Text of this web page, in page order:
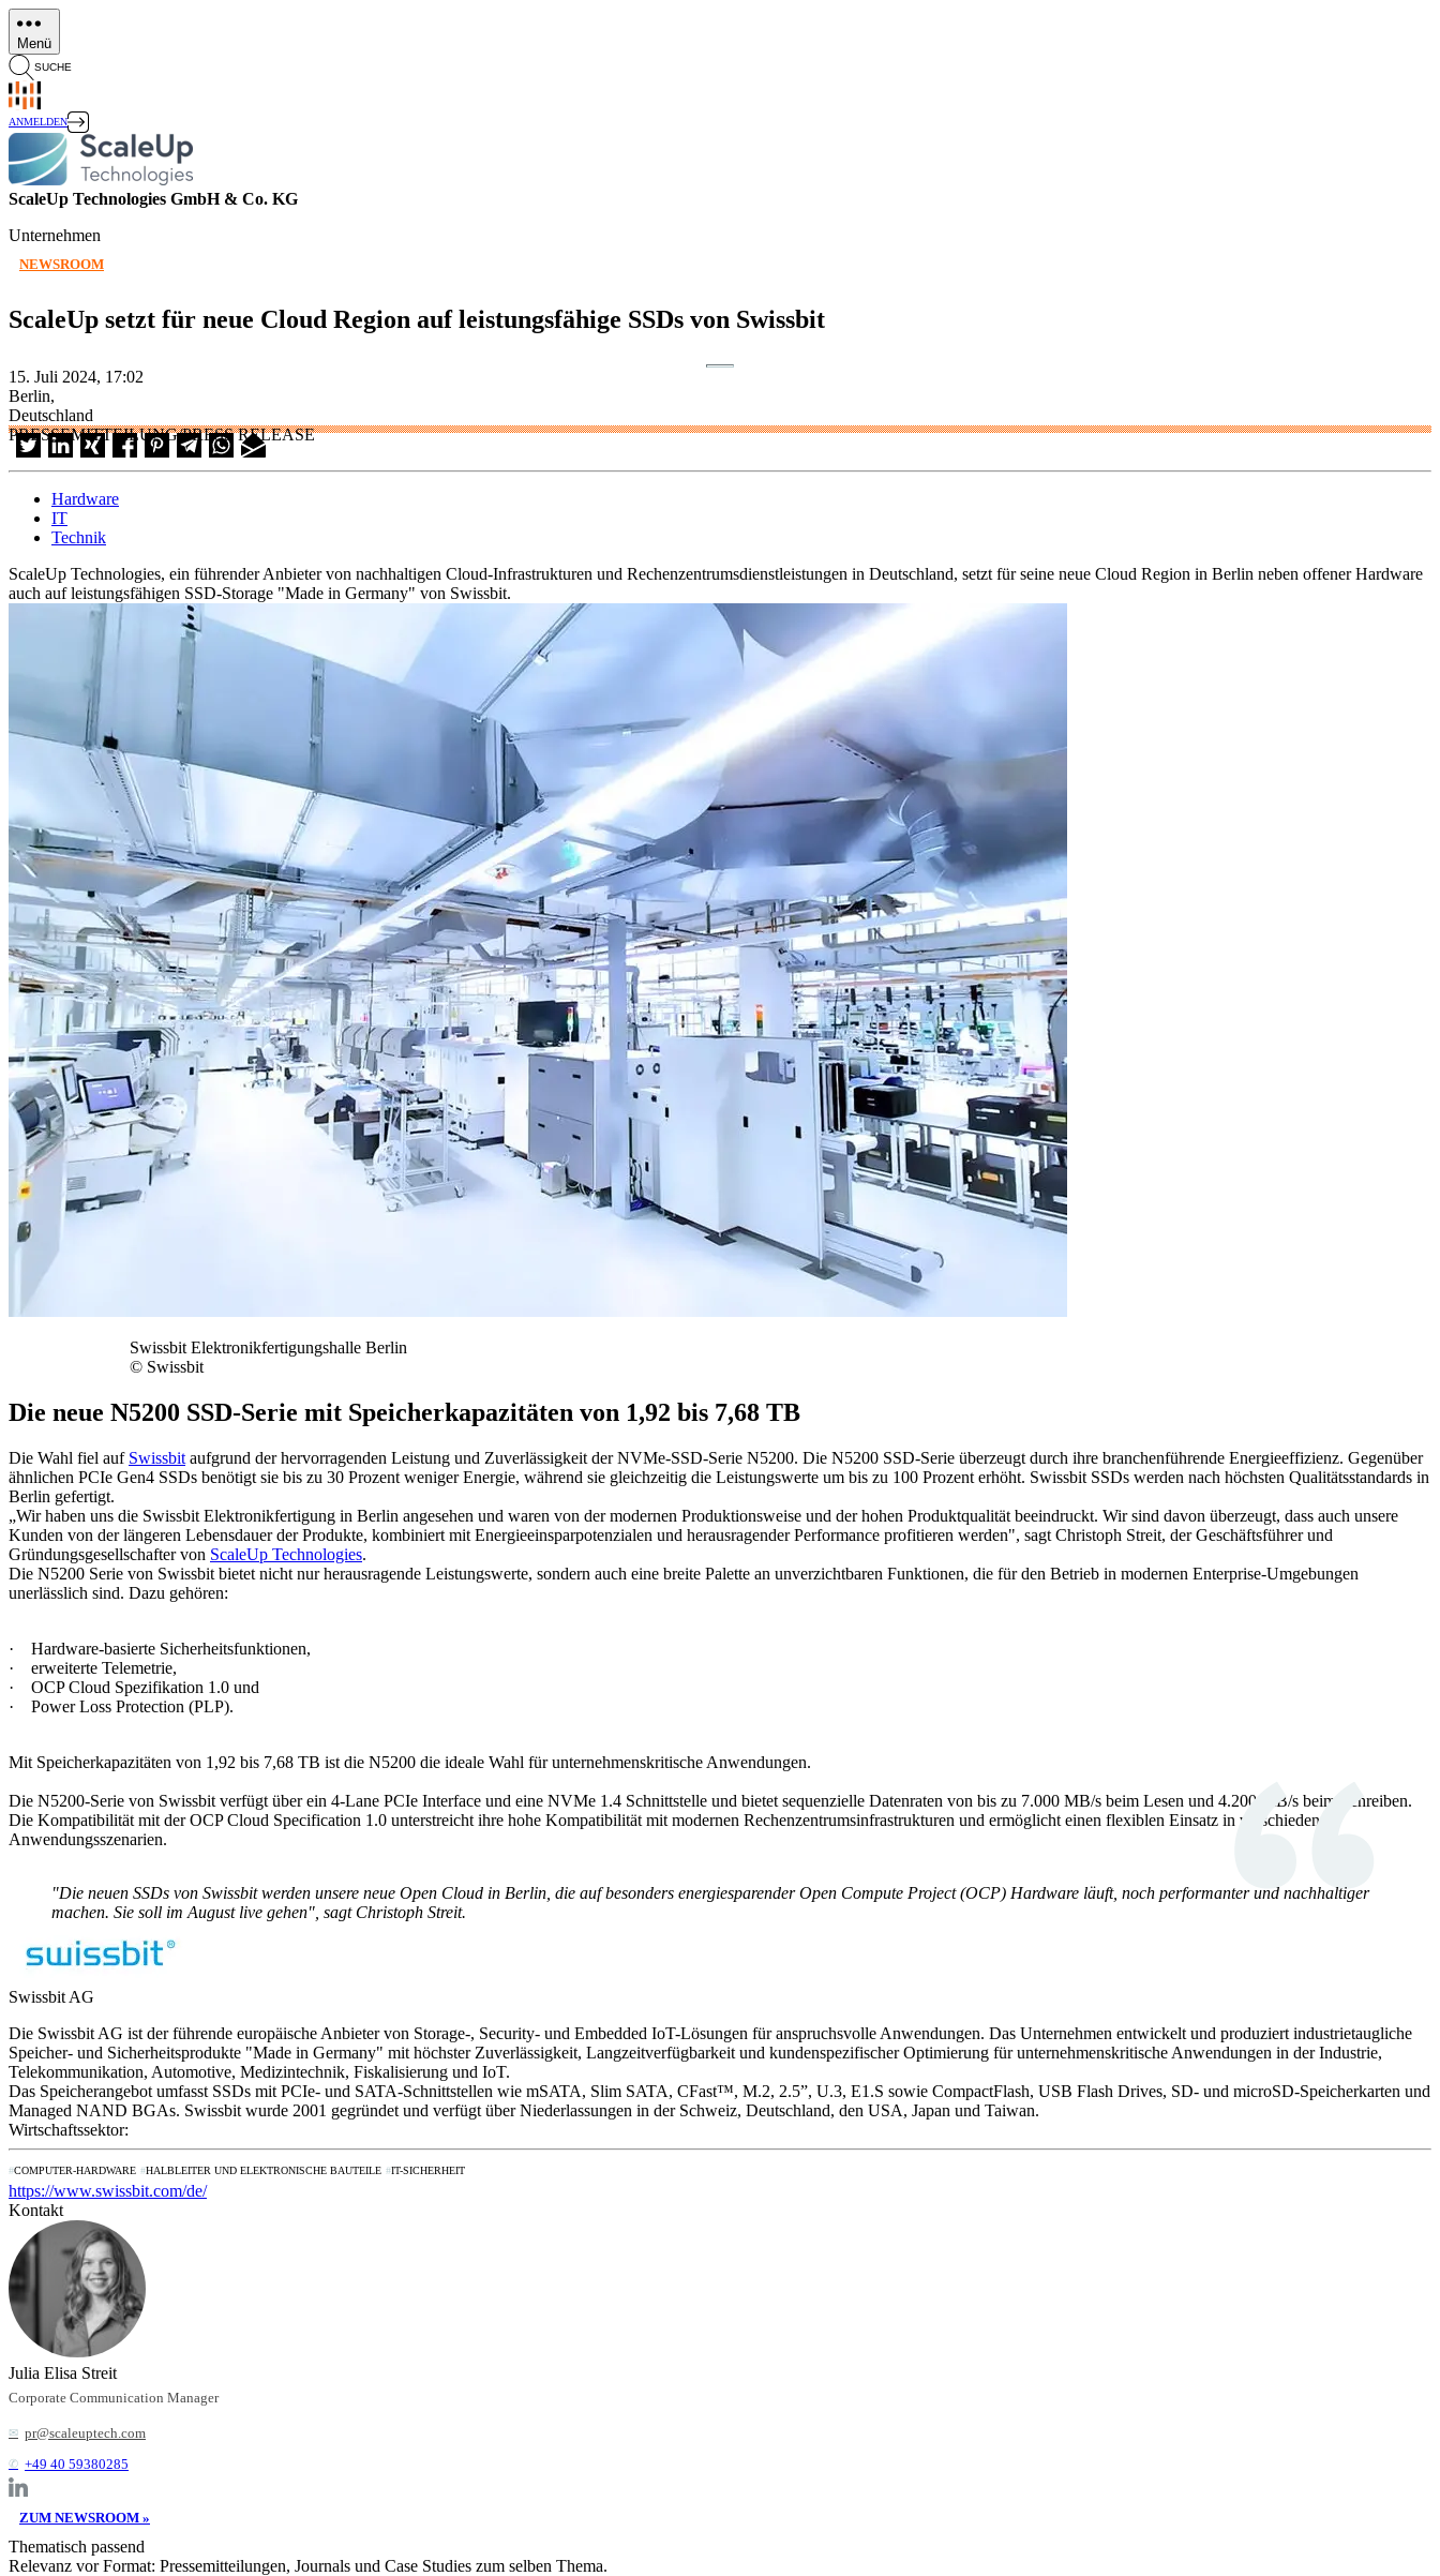
Direkt
zum
Inhalt
Menü
SUCHE
ANMELDEN
ScaleUp Technologies GmbH & Co. KG
Unternehmen
NEWSROOM
ScaleUp setzt für neue Cloud Region auf leistungsfähige SSDs von Swissbit
15. Juli 2024, 17:02
Berlin,
Deutschland
PRESSEMITTEILUNG/PRESS RELEASE
Hardware
IT
Technik
ScaleUp Technologies, ein führender Anbieter von nachhaltigen Cloud-Infrastrukturen und Rechenzentrumsdienstleistungen in Deutschland, setzt für seine neue Cloud Region in Berlin neben offener Hardware
auch auf leistungsfähigen SSD-Storage "Made in Germany" von Swissbit.
Swissbit Elektronikfertigungshalle Berlin
© Swissbit
Die neue N5200 SSD-Serie mit Speicherkapazitäten von 1,92 bis 7,68 TB
Die Wahl fiel auf Swissbit aufgrund der hervorragenden Leistung und Zuverlässigkeit der NVMe-SSD-Serie N5200. Die N5200 SSD-Serie überzeugt durch ihre branchenführende Energieeffizienz. Gegenüber
ähnlichen PCIe Gen4 SSDs benötigt sie bis zu 30 Prozent weniger Energie, während sie gleichzeitig die Leistungswerte um bis zu 100 Prozent erhöht. Swissbit SSDs werden nach höchsten Qualitätsstandards in
Berlin gefertigt.
„Wir haben uns die Swissbit Elektronikfertigung in Berlin angesehen und waren von der modernen Produktionsweise und der hohen Produktqualität beeindruckt. Wir sind davon überzeugt, dass auch unsere
Kunden von der längeren Lebensdauer der Produkte, kombiniert mit Energieeinsparpotenzialen und herausragender Performance profitieren werden", sagt Christoph Streit, der Geschäftsführer und
Gründungsgesellschafter von ScaleUp Technologies.
Die N5200 Serie von Swissbit bietet nicht nur herausragende Leistungswerte, sondern auch eine breite Palette an unverzichtbaren Funktionen, die für den Betrieb in modernen Enterprise-Umgebungen
unerlässlich sind. Dazu gehören:
· Hardware-basierte Sicherheitsfunktionen,
· erweiterte Telemetrie,
· OCP Cloud Spezifikation 1.0 und
· Power Loss Protection (PLP).
Mit Speicherkapazitäten von 1,92 bis 7,68 TB ist die N5200 die ideale Wahl für unternehmenskritische Anwendungen.
Die N5200-Serie von Swissbit verfügt über ein 4-Lane PCIe Interface und eine NVMe 1.4 Schnittstelle und bietet sequenzielle Datenraten von bis zu 7.000 MB/s beim Lesen und 4.200 MB/s beim Schreiben.
Die Kompatibilität mit der OCP Cloud Specification 1.0 unterstreicht ihre hohe Kompatibilität mit modernen Rechenzentrumsinfrastrukturen und ermöglicht einen flexiblen Einsatz in verschiedenen
Anwendungsszenarien.
"Die neuen SSDs von Swissbit werden unsere neue Open Cloud in Berlin, die auf besonders energiesparender Open Compute Project (OCP) Hardware läuft, noch performanter und nachhaltiger
machen. Sie soll im August live gehen", sagt Christoph Streit.
Swissbit AG
Die Swissbit AG ist der führende europäische Anbieter von Storage-, Security- und Embedded IoT-Lösungen für anspruchsvolle Anwendungen. Das Unternehmen entwickelt und produziert industrietaugliche
Speicher- und Sicherheitsprodukte "Made in Germany" mit höchster Zuverlässigkeit, Langzeitverfügbarkeit und kundenspezifischer Optimierung für unternehmenskritische Anwendungen in der Industrie,
Telekommunikation, Automotive, Medizintechnik, Fiskalisierung und IoT.
Das Speicherangebot umfasst SSDs mit PCIe- und SATA-Schnittstellen wie mSATA, Slim SATA, CFast™, M.2, 2.5”, U.3, E1.S sowie CompactFlash, USB Flash Drives, SD- und microSD-Speicherkarten und
Managed NAND BGAs. Swissbit wurde 2001 gegründet und verfügt über Niederlassungen in der Schweiz, Deutschland, den USA, Japan und Taiwan.
Wirtschaftssektor:
COMPUTER-HARDWARE HALBLEITER UND ELEKTRONISCHE BAUTEILE IT-SICHERHEIT
https://www.swissbit.com/de/
Kontakt
Julia Elisa Streit
Corporate Communication Manager
pr@scaleuptech.com
+49 40 59380285
ZUM NEWSROOM »
Thematisch passend
Relevanz vor Format: Pressemitteilungen, Journals und Case Studies zum selben Thema.